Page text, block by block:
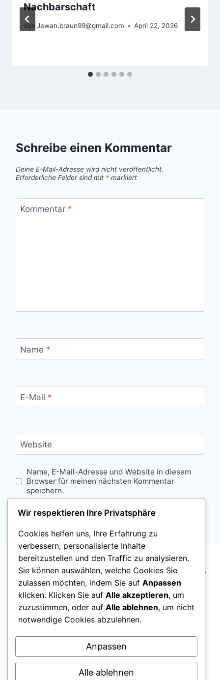
Nachbarschaft
Von Jawan.braun99@gmail.com April 22, 2026
Schreibe einen Kommentar
Deine E-Mail-Adresse wird nicht veröffentlicht.
Erforderliche Felder sind mit * markiert
Kommentar *
Name *
E-Mail *
Website
Name, E-Mail-Adresse und Website in diesem
Browser für meinen nächsten Kommentar
speichern.
ostfriesenblog.de ist ein unabhängiger regionaler
Blog über Ostfriesland. Wir berichten über Alltag,
Kultur, gesellschaftliche Entwicklungen und das
Leben in Städten und Gemeinden der Region.
Wir respektieren Ihre Privatsphäre
Cookies helfen uns, Ihre Erfahrung zu
verbessern, personalisierte Inhalte
bereitzustellen und den Traffic zu analysieren.
Sie können auswählen, welche Cookies Sie
zulassen möchten, indem Sie auf Anpassen
klicken. Klicken Sie auf Alle akzeptieren, um
zuzustimmen, oder auf Alle ablehnen, um nicht
notwendige Cookies abzulehnen.
Anpassen
Alle ablehnen